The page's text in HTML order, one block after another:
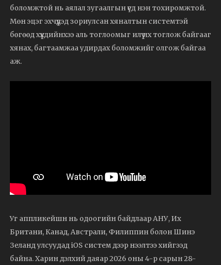
боломжтой нь аялал зугаалгын үед нэн тохиромжтой.
Мөн эцэг эхчүүдэд зориулсан хяналтын системтэй
бөгөөд хүүхдийнхээ аль тоглоомыг илүү их тоглож байгааг
хянах, багтаамжаа удирдах боломжийг олгож байгаа
аж.
Уг аппликейшн нь одоогийн байдлаар АНУ, Их
Британи, Канад, Австрали, Филиппин болон Шинэ
Зеланд улсуудад iOS систем дээр нээлтээ хийгээд
байна. Харин дэлхий даяар 2026 оны 4-р сарын 28-